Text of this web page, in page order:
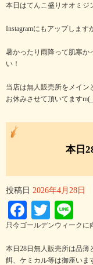
本日はてんこ盛りオオミジ
Instagramにもアップしま
暑かったり雨降って肌寒か
い！
当店は無人販売所をメイン
お休みさせて頂いてます
本日
投稿日 2026年4月28日
Facebook
Twitter
只今ゴールデンウィークに
本日28日無人販売所は品薄
餌、ケミカル等は御座いま